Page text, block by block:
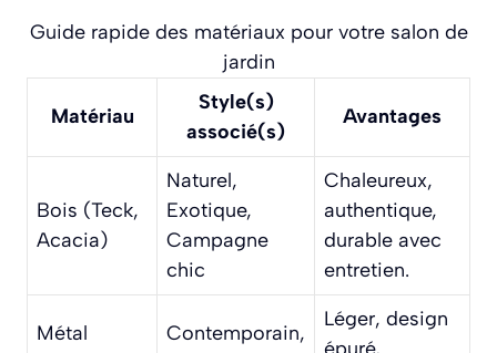
Guide rapide des matériaux pour votre salon de
jardin
Matériau
Style(s)
associé(s)
Avantages
Bois (Teck,
Acacia)
Naturel,
Exotique,
Campagne
chic
Chaleureux,
authentique,
durable avec
entretien.
Métal
Contemporain,
Léger, design